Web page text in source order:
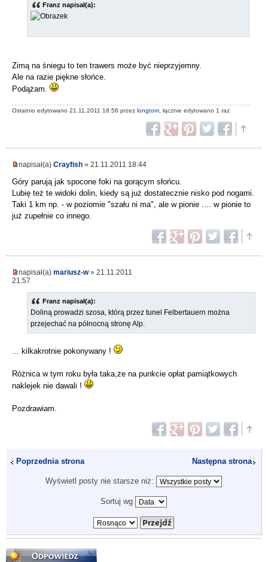
Franz napisał(a):
Zimą na śniegu to ten trawers może być nieprzyjemny.
Ale na razie piękne słońce.
Podążam.
Ostatnio edytowano 21.11.2011 18:56 przez longtom , łącznie edytowano 1 raz
napisał(a) Crayfish » 21.11.2011 18:44
Góry parują jak spocone foki na gorącym słońcu.
Lubię też te widoki dolin, kiedy są już dostatecznie nisko pod nogami.
Taki 1 km np. - w poziomie "szału ni ma", ale w pionie .... w pionie to
już zupełnie co innego.
napisał(a) mariusz-w» 21.11.2011
21:57
Franz napisał(a):
Doliną prowadzi szosa, którą przez tunel Felbertauern można
przejechać na północną stronę Alp.
... kilkakrotnie pokonywany !
Różnica w tym roku była taka,że na punkcie opłat pamiątkowych
naklejek nie dawali !
Pozdrawiam.
Poprzednia strona Następna strona
Wyświetl posty nie starsze niż:
Sortuj wg
Odpowiedz